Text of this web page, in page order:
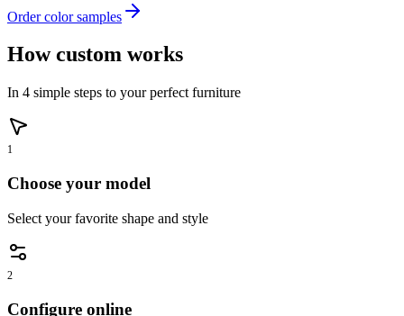
Order color samples
How custom works
In 4 simple steps to your perfect furniture
1
Choose your model
Select your favorite shape and style
2
Configure online